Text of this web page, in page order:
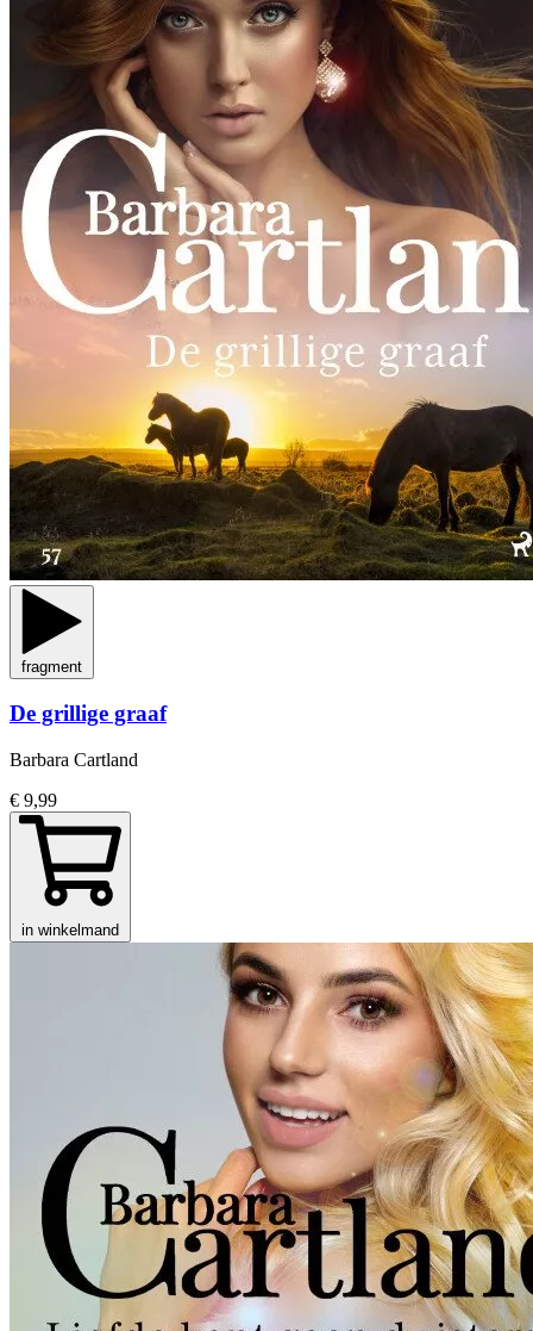
fragment
De grillige graaf
Barbara Cartland
€ 9,99
in winkelmand